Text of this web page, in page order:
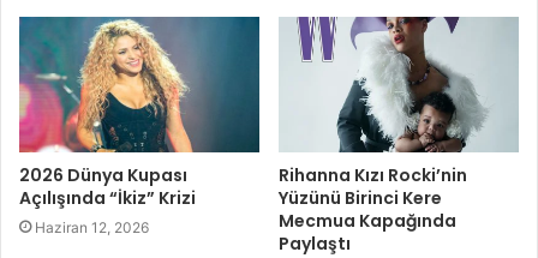
2026 Dünya Kupası
Açılışında “İkiz” Krizi
Haziran 12, 2026
Rihanna Kızı Rocki’nin
Yüzünü Birinci Kere
Mecmua Kapağında
Paylaştı